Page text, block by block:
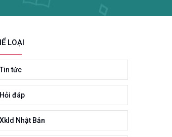
LOẠI
Tin tức
Hỏi đáp
Xkld Nhật Bản